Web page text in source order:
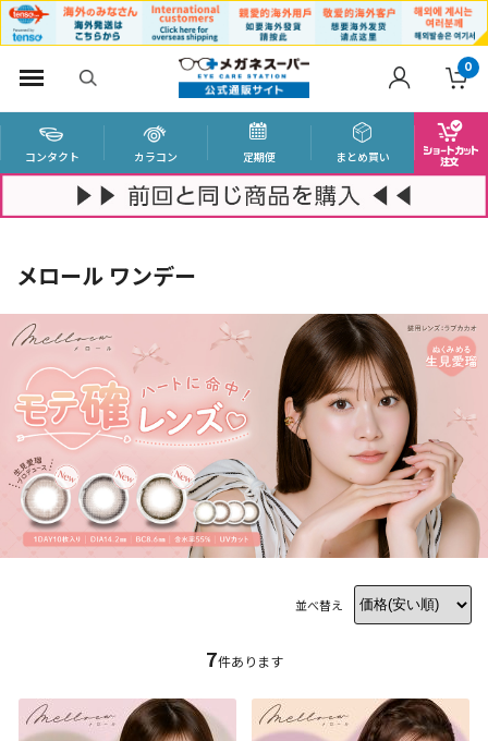
0
コンタクト カラコン 定期便 まとめ買い
メロール ワンデー
並べ替え
7件あります